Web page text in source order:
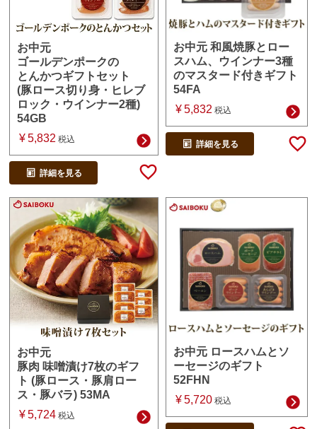
お中元
ゴールデンポークの
とんかつギフトセット
(豚ロース切り身・ヒレブ
ロック・ウインナー2種)
54GB
¥ 5,832 税込
詳細を見る
お中元 和風焼豚とロー
スハム、ウインナー3種
のマスタード付きギフト
54FA
¥5,832 税込
詳細を見る
お中元
豚肉 味噌漬け7枚のギフ
ト (豚ロース・豚肩ロー
ス・豚バラ) 53MA
¥ 5,724 税込
お中元 ロースハムとソ
ーセージのギフト
52FHN
¥5,720 税込